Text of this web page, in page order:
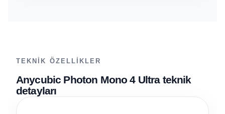
TEKNIK ÖZELLIKLER
Anycubic Photon Mono 4 Ultra teknik
detayları